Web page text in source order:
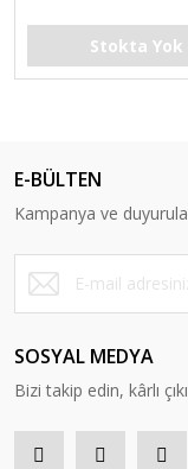
Stokta Yok
E-BÜLTEN
Kampanya ve
SOSYAL MEDYA
Bizi takip edin, kârlı